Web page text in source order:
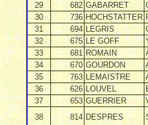
29
682 GABARRET
30
736 HOCHSTATTER
31
694 LEGRIS
32
675 LE GOFF
33
681 ROMAIN
34
670 GOURDON
35
763 LEMAISTRE
36
626 LOUVEL
37
653 GUERRIER
38
814 DESPRES